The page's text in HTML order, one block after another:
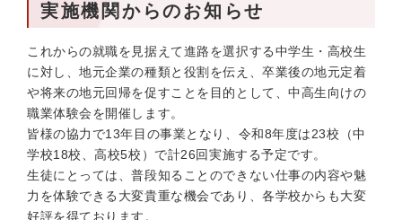
実施機関からのお知らせ
これからの就職を見据えて進路を選択する中学生・高校生
に対し、地元企業の種類と役割を伝え、卒業後の地元定着
や将来の地元回帰を促すことを目的として、中高生向けの
職業体験会を開催します。
皆様の協力で13年目の事業となり、令和8年度は23校（中
学校18校、高校5校）で計26回実施する予定です。
生徒にとっては、普段知ることのできない仕事の内容や魅
力を体験できる大変貴重な機会であり、各学校からも大変
好評を得ております。